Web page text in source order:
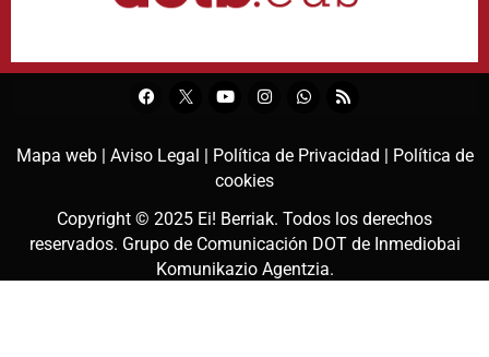
Mapa web | Aviso Legal | Política de Privacidad | Política de
cookies
Copyright © 2025 Ei! Berriak. Todos los derechos
reservados. Grupo de Comunicación DOT de Inmediobai
Komunikazio Agentzia.